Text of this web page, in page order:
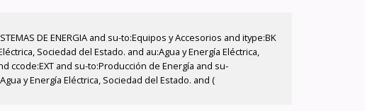
DE ENERGIA and su-to:Equipos y Accesorios and itype:BK
Sociedad del Estado. and au:Agua y Energía Eléctrica,
ccode:EXT and su-to:Producción de Energía and su-
y Energía Eléctrica, Sociedad del Estado. and (